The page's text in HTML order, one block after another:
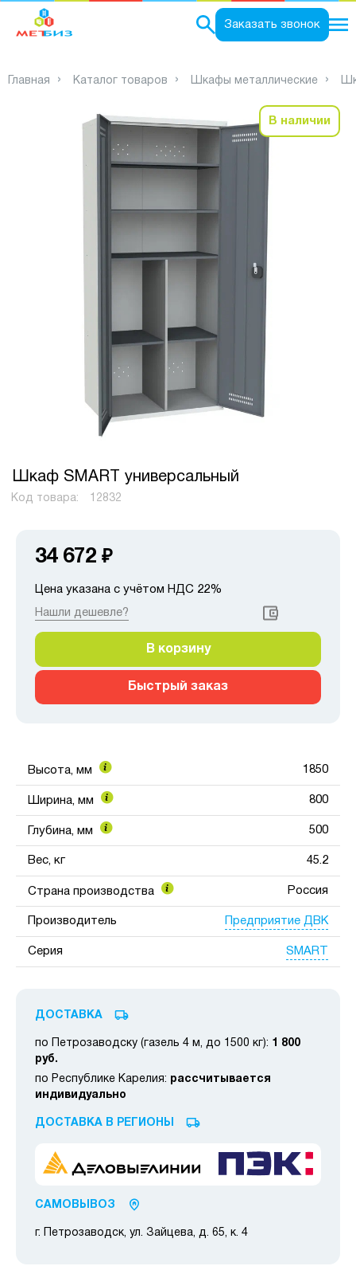
Заказать звонок
Главная Каталог товаров Шкафы металлические
В наличии
Шкаф SMART универсальный
Код товара: 12832
34 672 ₽
Цена указана с учётом НДС 22%
Нашли дешевле?
В корзину
Быстрый заказ
Высота, мм 1850
Ширина, мм 800
Глубина, мм 500
Вес, кг 45.2
Страна производства Россия
Производитель Предприятие ДВК
Серия SMART
ДОСТАВКА
по Петрозаводску (газель 4 м, до 1500 кг): 1 800
руб.
по Республике Карелия: рассчитывается
индивидуально
ДОСТАВКА В РЕГИОНЫ
САМОВЫВОЗ
г. Петрозаводск, ул. Зайцева, д. 65, к. 4